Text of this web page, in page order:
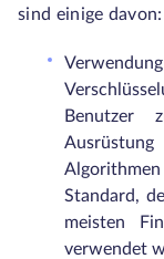
sind einige davon:
Benutzer
Standard,
meisten
verwendet